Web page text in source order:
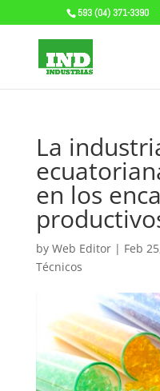
593 (04) 371-3390
La
en los
by Web Editor| Feb
Técnicos